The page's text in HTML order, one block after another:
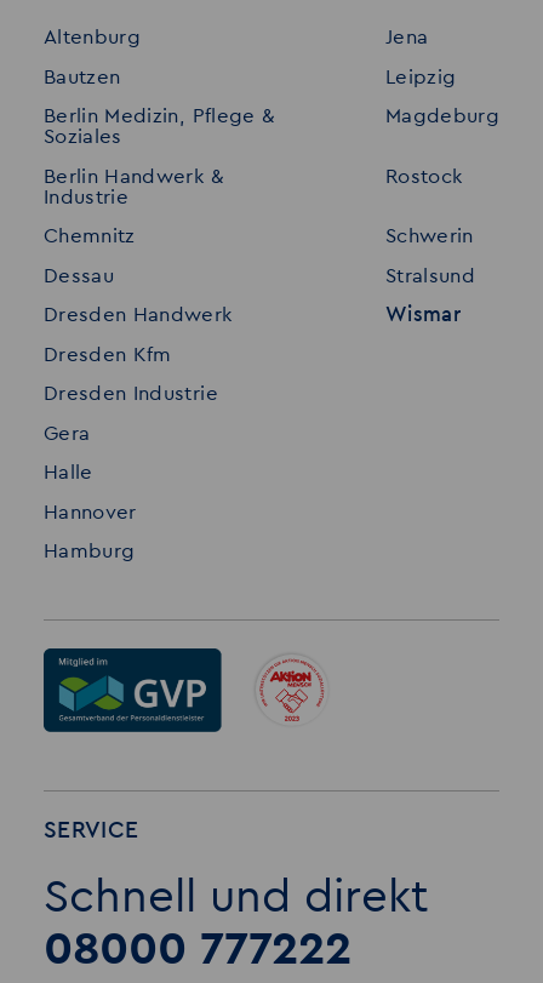
Stellenangebote
Initiativ bewerben
Merkzettel
Standorte
Referenzen
Interne Jobs
Datenschutz
Impressum
Altenburg
Bautzen
Berlin Medizin, Pflege &
Soziales
Berlin Handwerk &
Industrie
Chemnitz
Dessau
Dresden Handwerk
Dresden Kfm
Dresden Industrie
Gera
Halle
Hannover
Hamburg
Jena
Leipzig
Magdeburg
Rostock
Schwerin
Stralsund
Wismar
SERVICE
Schnell und direkt
08000 777222